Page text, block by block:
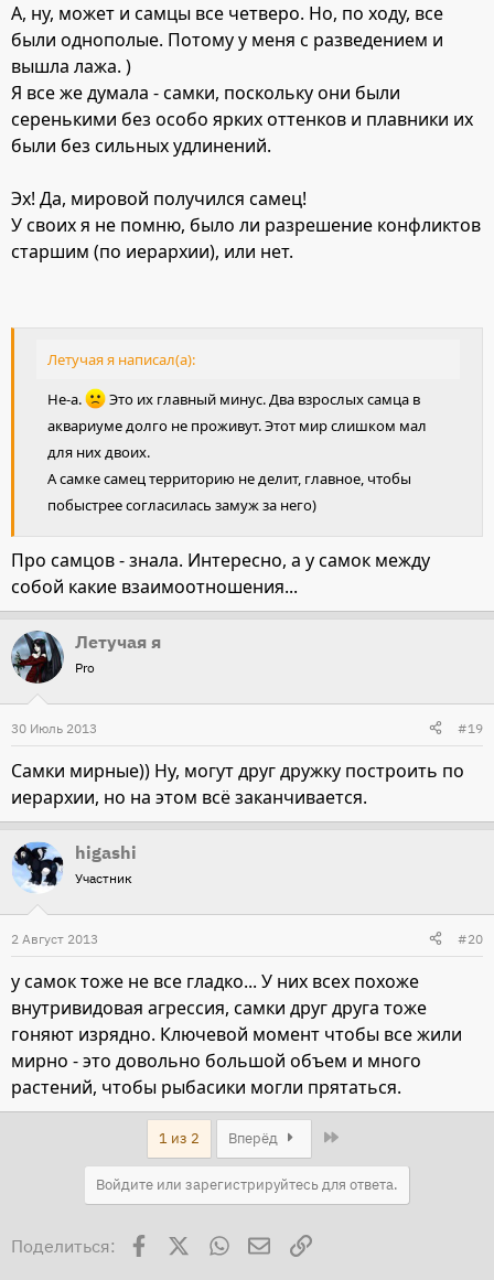
А, ну, может и самцы все четверо. Но, по ходу, все
были однополые. Потому у меня с разведением и
вышла лажа. )
Я все же думала - самки, поскольку они были
серенькими без особо ярких оттенков и плавники их
были без сильных удлинений.
Эх! Да, мировой получился самец!
У своих я не помню, было ли разрешение конфликтов
старшим (по иерархии), или нет.
Летучая я написал(а):
Не-а.
Это их главный минус. Два взрослых самца в
аквариуме долго не проживут. Этот мир слишком мал
для них двоих.
А самке самец территорию не делит, главное, чтобы
побыстрее согласилась замуж за него)
Про самцов - знала. Интересно, а у самок между
собой какие взаимоотношения...
Летучая я
Pro
30 Июль 2013 #19
Самки мирные)) Ну, могут друг дружку построить по
иерархии, но на этом всё заканчивается.
higashi
Участник
2 Август 2013 #20
у самок тоже не все гладко... У них всех похоже
внутривидовая агрессия, самки друг друга тоже
гоняют изрядно. Ключевой момент чтобы все жили
мирно - это довольно большой объем и много
растений, чтобы рыбасики могли прятаться.
1 из 2 Вперёд
Войдите или зарегистрируйтесь для ответа.
Поделиться: Facebook WhatsAppЭлектронная почта
Ссылка